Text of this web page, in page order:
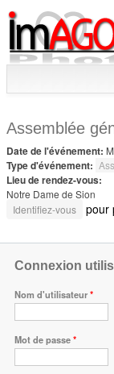
Assemblée
Date de l'événement:
Type d'événement:
Lieu de rendez-vous:
Notre Dame de Sion
Identifiez-vous
pour
Connexion
Nom d'utilisateur*
Mot de passe*